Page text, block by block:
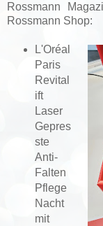
Rossmann
Rossmann Shop:
L'Oréal
Paris
Revital
ift
Laser
Gepres
ste
Anti-
Falten
Pflege
Nacht
mit